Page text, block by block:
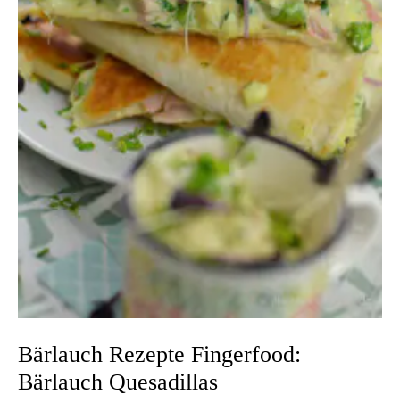
Bärlauch Rezepte Fingerfood:
Bärlauch Quesadillas